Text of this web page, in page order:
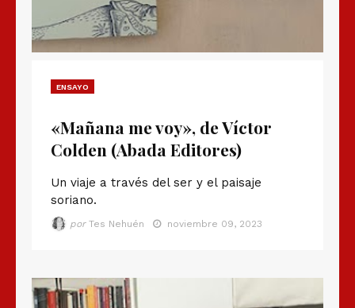
ENSAYO
«Mañana me voy», de Víctor
Colden (Abada Editores)
Un viaje a través del ser y el paisaje
soriano.
por Tes Nehuén noviembre 09, 2023